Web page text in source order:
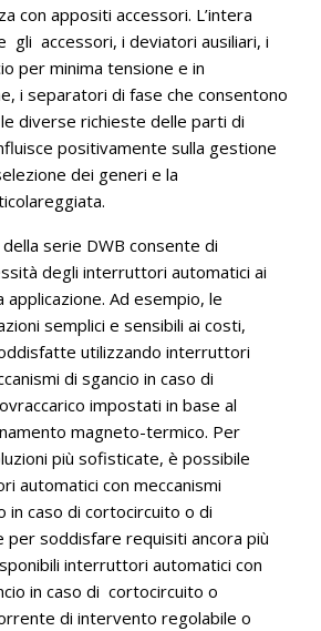
con appositi accessori. L’intera
gli accessori, i deviatori ausiliari, i
per minima tensione e in
i separatori di fase che consentono
diverse richieste delle parti di
positivamente sulla gestione
dei generi e la
serie DWB consente di
degli interruttori automatici ai
applicazione. Ad esempio, le
semplici e sensibili ai costi,
utilizzando interruttori
di sgancio in caso di
impostati in base al
magneto-termico. Per
più sofisticate, è possibile
automatici con meccanismi
in caso di cortocircuito o di
per soddisfare requisiti ancora più
interruttori automatici con
in caso di cortocircuito o
di intervento regolabile o